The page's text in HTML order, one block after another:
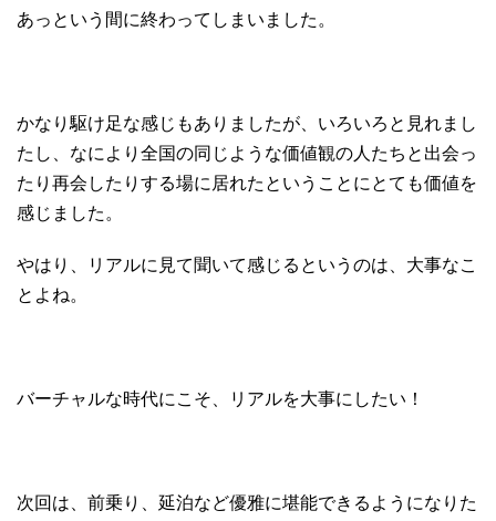
あっという間に終わってしまいました。
かなり駆け足な感じもありましたが、いろいろと見れまし
たし、なにより全国の同じような価値観の人たちと出会っ
たり再会したりする場に居れたということにとても価値を
感じました。
やはり、リアルに見て聞いて感じるというのは、大事なこ
とよね。
バーチャルな時代にこそ、リアルを大事にしたい！
次回は、前乗り、延泊など優雅に堪能できるようになりた